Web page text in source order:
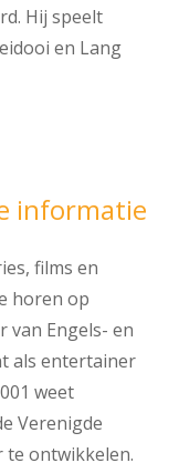
Hij speelt
en Lang
informatie
films en
horen op
van Engels- en
als entertainer
weet
Verenigde
te ontwikkelen.